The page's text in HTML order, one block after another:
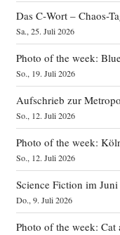
Das C‑Wort – Chaos-
Sa., 25. Juli 2026
Photo of the week:
So., 19. Juli 2026
Aufschrieb zur
So., 12. Juli 2026
Photo of the week:
So., 12. Juli 2026
Science Fiction im
Do., 9. Juli 2026
Photo of the week: Cat